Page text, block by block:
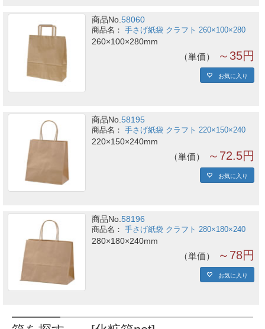
商品No.58060
手さげ紙袋 クラフト 260×100×280
260×100×280mm
単価 ～35円
お気に入り
商品No.58195
手さげ紙袋 クラフト 220×150×240
220×150×240mm
単価 ～72.5円
お気に入り
商品No.58196
手さげ紙袋 クラフト 280×180×240
280×180×240mm
単価 ～78円
お気に入り